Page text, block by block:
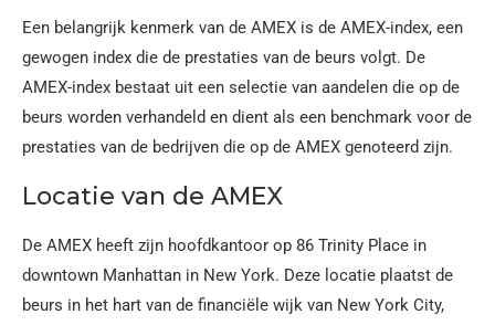
Een belangrijk kenmerk van de AMEX is de AMEX-index, een
gewogen index die de prestaties van de beurs volgt. De
AMEX-index bestaat uit een selectie van aandelen die op de
beurs worden verhandeld en dient als een benchmark voor de
prestaties van de bedrijven die op de AMEX genoteerd zijn.
Locatie van de AMEX
De AMEX heeft zijn hoofdkantoor op 86 Trinity Place in
downtown Manhattan in New York. Deze locatie plaatst de
beurs in het hart van de financiële wijk van New York City,